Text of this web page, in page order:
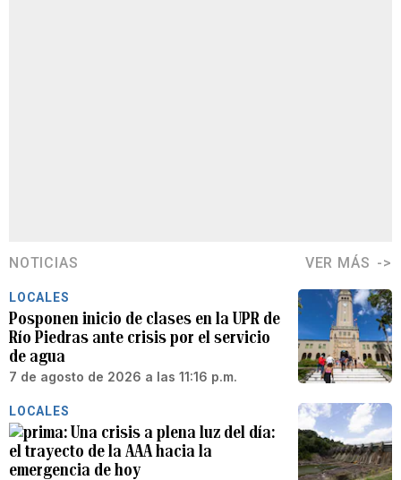
NOTICIAS VER MÁS
LOCALES
Posponen inicio de clases en la UPR de
Río Piedras ante crisis por el servicio
de agua
7 de agosto de 2026 a las 11:16 p.m.
LOCALES
Una crisis a plena luz del día:
el trayecto de la AAA hacia la
emergencia de hoy